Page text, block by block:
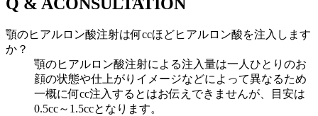
顎のヒアルロン酸注射は何ccほどヒアルロン酸を注入します
か？
顎のヒアルロン酸注射による注入量は一人ひとりのお
顔の状態や仕上がりイメージなどによって異なるため
一概に何cc注入するとはお伝えできませんが、目安は
0.5cc～1.5ccとなります。